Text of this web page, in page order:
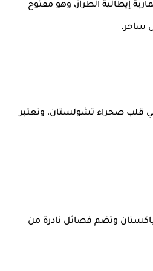
كتحفة معمارية إيطالية الطراز، وهو مفتوح
ساحر.
صحراء تشولستان، وتعتبر
وتضم فصائل نادرة من